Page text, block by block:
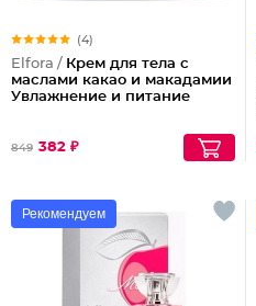
(4)
Elfora / Крем для тела с
маслами какао и макадамии
Увлажнение и питание
849 382 ₽
Рекомендуем